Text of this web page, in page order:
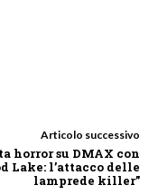
Articolo successivo
horror su DMAX con
Lake: l’attacco delle
lamprede killer”